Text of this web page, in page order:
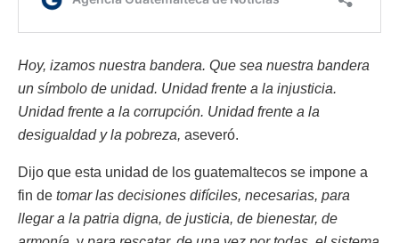
Hoy, izamos nuestra bandera. Que sea nuestra bandera
un símbolo de unidad. Unidad frente a la injusticia.
Unidad frente a la corrupción. Unidad frente a la
desigualdad y la pobreza, aseveró.
Dijo que esta unidad de los guatemaltecos se impone a
fin de tomar las decisiones difíciles, necesarias, para
llegar a la patria digna, de justicia, de bienestar, de